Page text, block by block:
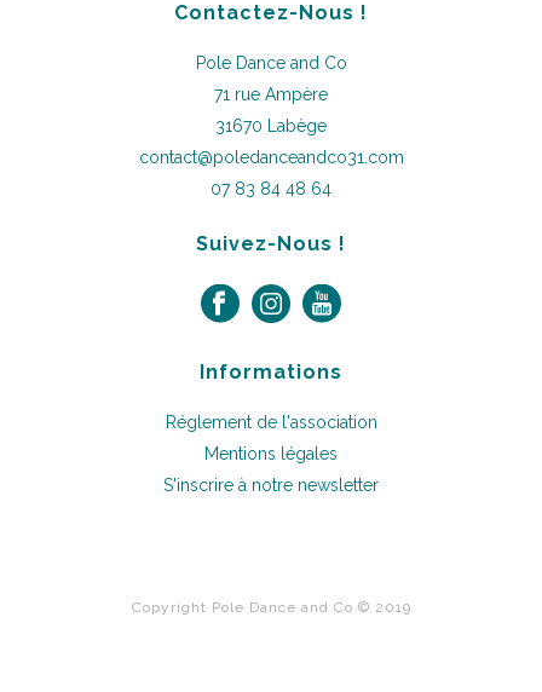
Contactez-Nous !
Pole Dance and Co
71 rue Ampère
31670 Labège
contact@poledanceandco31.com
07 83 84 48 64
Suivez-Nous !
Informations
Réglement de l'association
Mentions légales
S'inscrire à notre newsletter
Copyright Pole Dance and Co © 2019